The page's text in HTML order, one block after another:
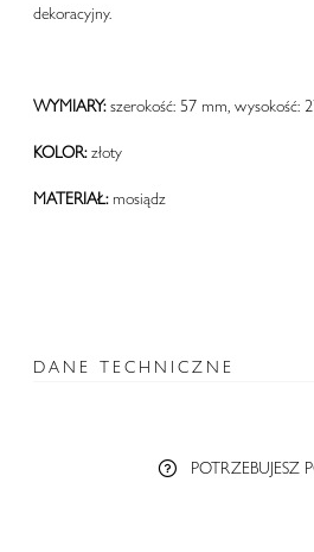
dekoracyjny.
WYMIARY:szerokość: 57 mm, wysokość:
KOLOR:złoty
MATERIAŁ:mosiądz
DANE TECHNICZNE
POTRZEBUJESZ